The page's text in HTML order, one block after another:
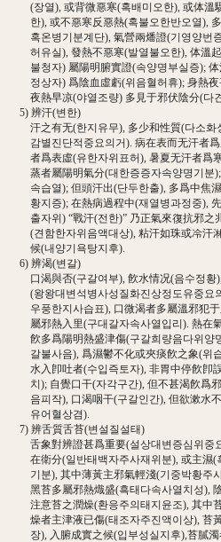
(장열), 或背微惡寒(혹배미오한), 或体溫
한), 或不惡寒反惡熱(혹불오한반오열), 多
혹온병기분계단), 氣營兩燔證(기영양번증
허유실), 發熱不惡寒(발열불오한), 体溫起
불청자) 屬陽明腑實證(속양명부실증); 体
정상자) 爲陰血虛虧(위음혈허휴); 身熱夜
夜熱早凉(야열조량) 多見于邪伏陰分(다
5) 辨汗(변한)
汗之有无(한지유무), 多少和性質(다소화
감별진단적중요의거). 病在表而无汗者爲
者爲表虛(유한자위표허), 暑夏无汗者爲寒
蒸者屬陽明氣分(대한증증자속양명기분);
속습열); 但頭汗出(단두한출), 多爲中焦濕
황지증); 在熱病過程中(재열병과정중), 先
출자위) “戰汗(전한)” 乃正氣來復抗邪之
(견함한자위음액대상), 粘汗如珠或冷汗淋
候(내양기욕탕지후).
6) 辨渴(변갈)
口渴與否(구갈여부), 飮水情况(음수정황),
(왕왕대변석병사성질화진상정도유중요의
우풍한지사습표), 口微渴者多屬溫邪犯于
屬邪熱入里(구대갈자속사열입리). 熱在氣
飮多爲陽明熱盛津傷(구갈희량음다위양명
갈불사음), 爲濕鬱不化或夾痰飮之象(위습
水入卽吐者(수입즉토자), 非胃中停飮卽誤
치); 自覺口干(자각구간), 但不甚渴飮爲邪
음피작), 口渴咽干(구갈인간), 但欲漱水不
유어혈상겸).
7) 辨舌質舌苔(변설질설태)
舌象對辨證甚爲重要(설상대변증심위중요
在衛分(일반태백자주사재위분), 或主濕(
기분), 其中薄黃主邪氣輕淺(기중박황주사
黑苔多屬邪熱熾盛(흑태다속사열치성), 陰
注意苔之潤燥(환응주의태지윤조), 其中苔
燥者主津液已傷(태조자주진액이상), 苔黃
장), 入腑成實之候(입부성실지후),苔膩濁